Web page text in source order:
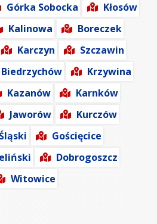
Górka Sobocka
Kłosów
Kalinowa
Boreczek
Karczyn
Szczawin
Biedrzychów
Krzywina
Kazanów
Karnków
Jaworów
Kurczów
Gościęcice
Dobrogoszcz
Witowice